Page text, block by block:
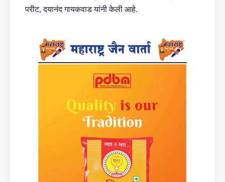
परीट, दयानंद गायकवाड यांनी केली आहे.